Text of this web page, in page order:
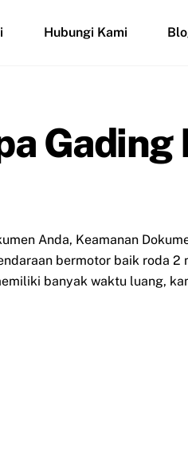
Hubungi Kami
Gading
Anda, Keamanan
bermotor baik roda
banyak waktu luang,